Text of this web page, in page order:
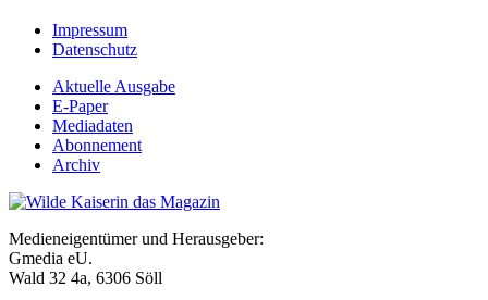
Impressum
Datenschutz
Aktuelle Ausgabe
E-Paper
Mediadaten
Abonnement
Archiv
Medieneigentümer und Herausgeber:
Gmedia eU.
Wald 32 4a, 6306 Söll